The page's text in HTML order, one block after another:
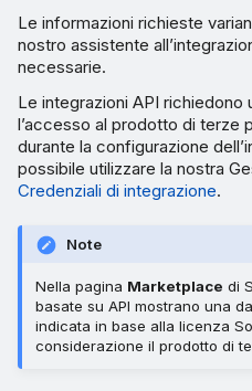
Le informazioni richieste
nostro assistente
necessarie.
Le integrazioni API richiedono
l’accesso al prodotto di terze
durante la configurazione
possibile utilizzare la nostra
Credenziali di integrazione.
Note
Nella pagina Marketplace di
basate su API mostrano una
indicata in base alla licenza
considerazione il prodotto di